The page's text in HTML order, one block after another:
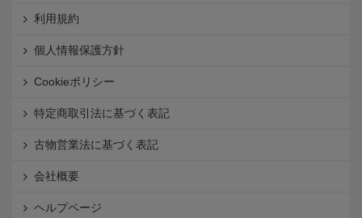
利用規約
個人情報保護方針
Cookieポリシー
特定商取引法に基づく表記
古物営業法に基づく表記
会社概要
ヘルプページ